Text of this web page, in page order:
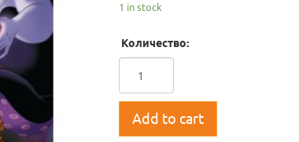
1 in stock
Количество:
Add to cart